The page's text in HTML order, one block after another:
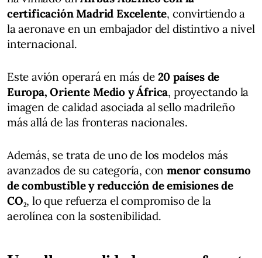
certificación Madrid Excelente, convirtiendo a
la aeronave en un embajador del distintivo a nivel
internacional.
Este avión operará en más de 20 países de
Europa, Oriente Medio y África, proyectando la
imagen de calidad asociada al sello madrileño
más allá de las fronteras nacionales.
Además, se trata de uno de los modelos más
avanzados de su categoría, conmenor consumo
de combustible y reducción de emisiones de
CO₂, lo que refuerza el compromiso de la
aerolínea con la sostenibilidad.